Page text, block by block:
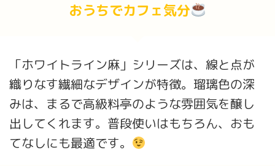
おうちでカフェ気分
「ホワイトライン麻」シリーズは、線と点が
織りなす繊細なデザインが特徴。瑠璃色の深
みは、まるで高級料亭のような雰囲気を醸し
出してくれます。普段使いはもちろん、おも
てなしにも最適です。